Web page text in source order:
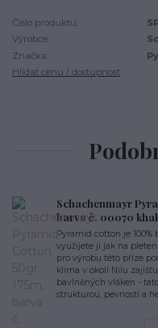
Číslo produktu:
Výrobce:
Značka:
Hlídat cenu / dostupnost
Schachenmayr
barva č. 00070
Pyramid cotton je
využijete ji jak na
pro výrobu této příze
klima v okolí Nilu
bavlněných vláken -
strukturou, pevností a